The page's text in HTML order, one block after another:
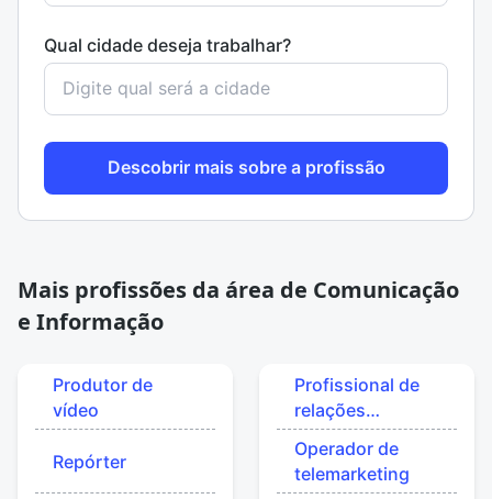
Qual cidade deseja trabalhar?
Descobrir mais sobre a profissão
Mais profissões da área de Comunicação
e Informação
Produtor de
vídeo
Repórter
Profissional de
relações
públicas
Operador de
telemarketing